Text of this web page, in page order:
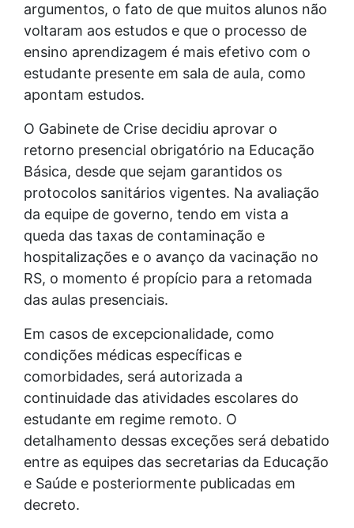
argumentos, o fato de que muitos alunos não
voltaram aos estudos e que o processo de
ensino aprendizagem é mais efetivo com o
estudante presente em sala de aula, como
apontam estudos.
O Gabinete de Crise decidiu aprovar o
retorno presencial obrigatório na Educação
Básica, desde que sejam garantidos os
protocolos sanitários vigentes. Na avaliação
da equipe de governo, tendo em vista a
queda das taxas de contaminação e
hospitalizações e o avanço da vacinação no
RS, o momento é propício para a retomada
das aulas presenciais.
Em casos de excepcionalidade, como
condições médicas específicas e
comorbidades, será autorizada a
continuidade das atividades escolares do
estudante em regime remoto. O
detalhamento dessas exceções será debatido
entre as equipes das secretarias da Educação
e Saúde e posteriormente publicadas em
decreto.